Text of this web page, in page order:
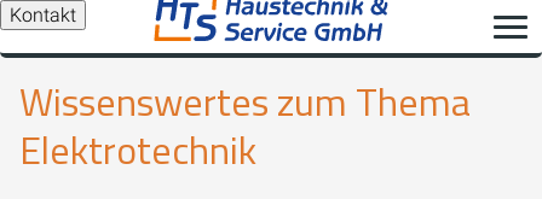
Kontakt
Wissenswertes zum Thema
Elektrotechnik